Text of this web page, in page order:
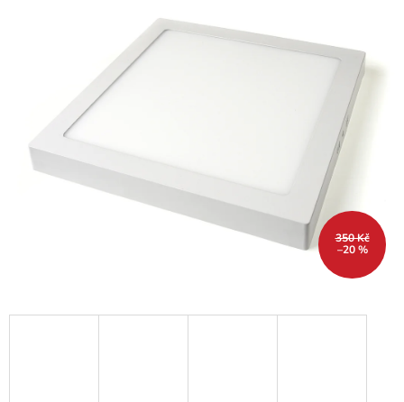
hvězdiček.
350 Kč
–20 %